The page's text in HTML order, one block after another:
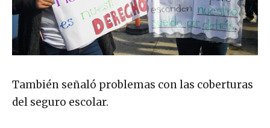
También señaló problemas con las coberturas
del seguro escolar.